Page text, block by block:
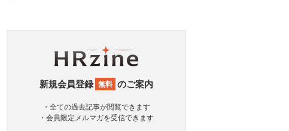
新規会員登録 無料 のご案内
・全ての過去記事が閲覧できます
・会員限定メルマガを受信できます